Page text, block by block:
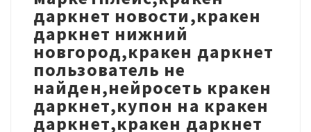
даркнет новости,кракен
даркнет нижний
новгород,кракен даркнет
пользователь не
найден,нейросеть кракен
даркнет,купон на кракен
даркнет,кракен даркнет